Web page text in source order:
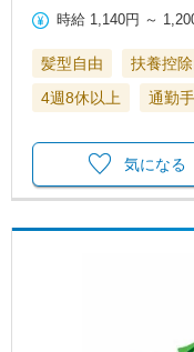
時給 1,140円 ～
髪型自由 扶養控
4週8休以上
通勤
気になる